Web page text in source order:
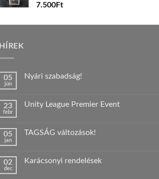
7.500Ft
HÍREK
05
jún
Nyári szabadság!
Nyári
23
febr
Unity League Premier Event
Unity
bejegyzéshez
05
jan
TAGSÁG változások!
TAGSÁG
02
dec
Karácsonyi rendelések